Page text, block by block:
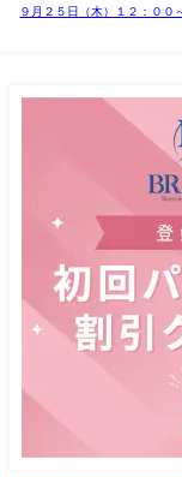
９月２５日（木）１２：００